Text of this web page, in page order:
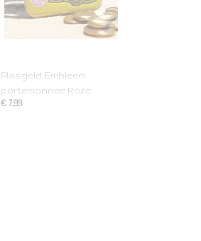
Plasgeld Embleem
portemonnee Roze
€ 7,99